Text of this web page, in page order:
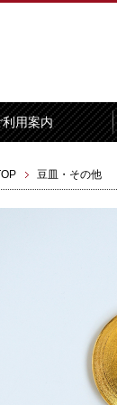
利用案内
豆皿・その他